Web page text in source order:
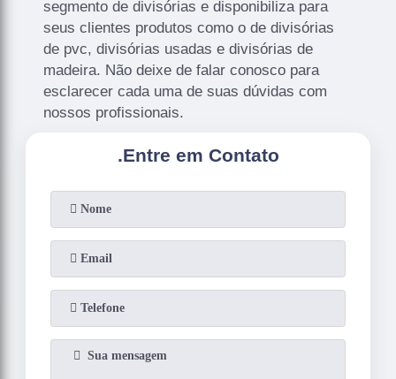
segmento de divisórias e disponibiliza para
seus clientes produtos como o de divisórias
de pvc, divisórias usadas e divisórias de
madeira. Não deixe de falar conosco para
esclarecer cada uma de suas dúvidas com
nossos profissionais.
.Entre em Contato